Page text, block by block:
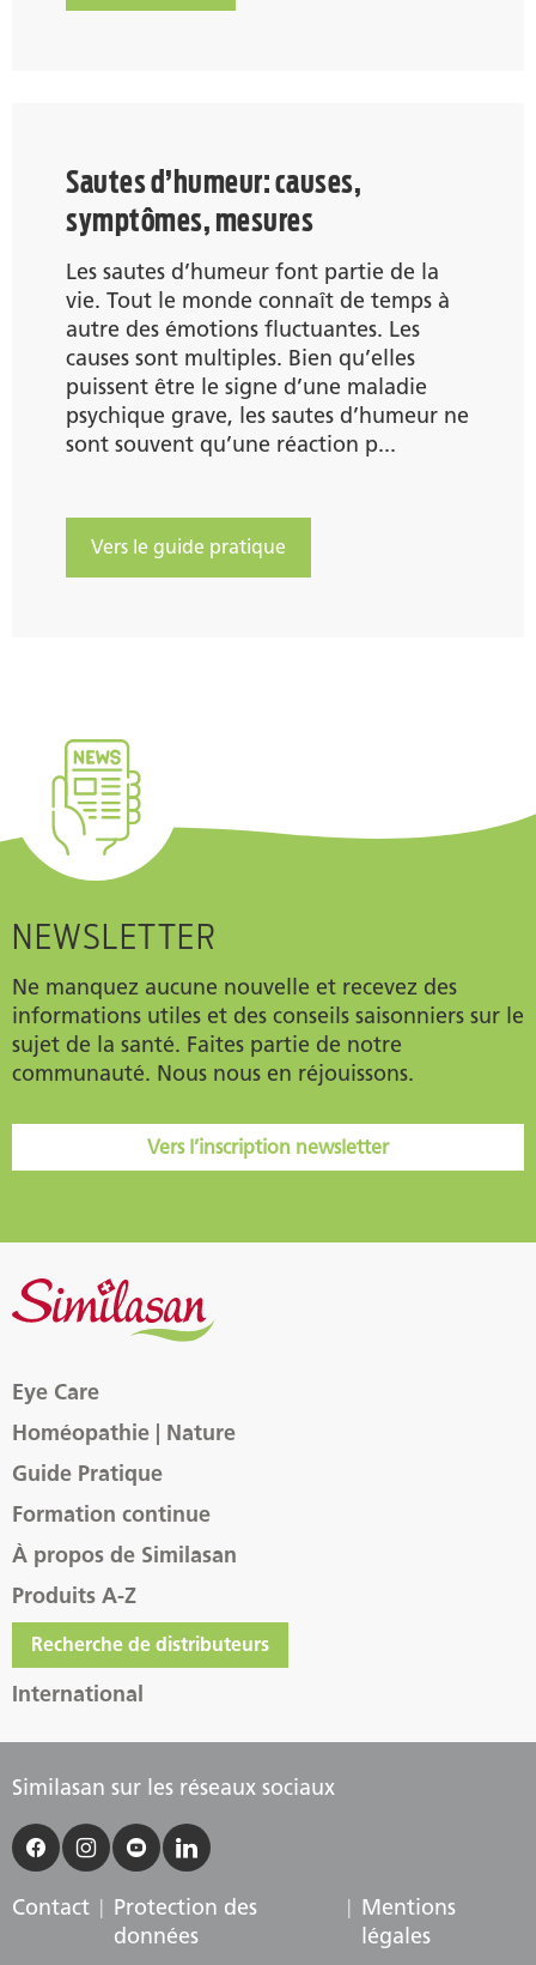
Sautes d’humeur: causes,
symptômes, mesures
Les sautes d’humeur font partie de la
vie. Tout le monde connaît de temps à
autre des émotions fluctuantes. Les
causes sont multiples. Bien qu’elles
puissent être le signe d’une maladie
psychique grave, les sautes d’humeur ne
sont souvent qu’une réaction p...
Vers le guide pratique
NEWSLETTER
Ne manquez aucune nouvelle et recevez des
informations utiles et des conseils saisonniers sur le
sujet de la santé. Faites partie de notre
communauté. Nous nous en réjouissons.
Vers l’inscription newsletter
Eye Care
Homéopathie | Nature
Guide Pratique
Formation continue
À propos de Similasan
Produits A-Z
Recherche de distributeurs
International
Similasan sur les réseaux sociaux
Contact
Protection des
données
Mentions
légales